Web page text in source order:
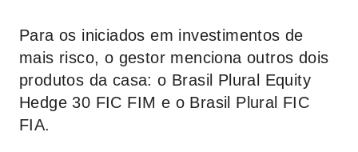
Para os iniciados em investimentos de
mais risco, o gestor menciona outros dois
produtos da casa: o Brasil Plural Equity
Hedge 30 FIC FIM e o Brasil Plural FIC
FIA.